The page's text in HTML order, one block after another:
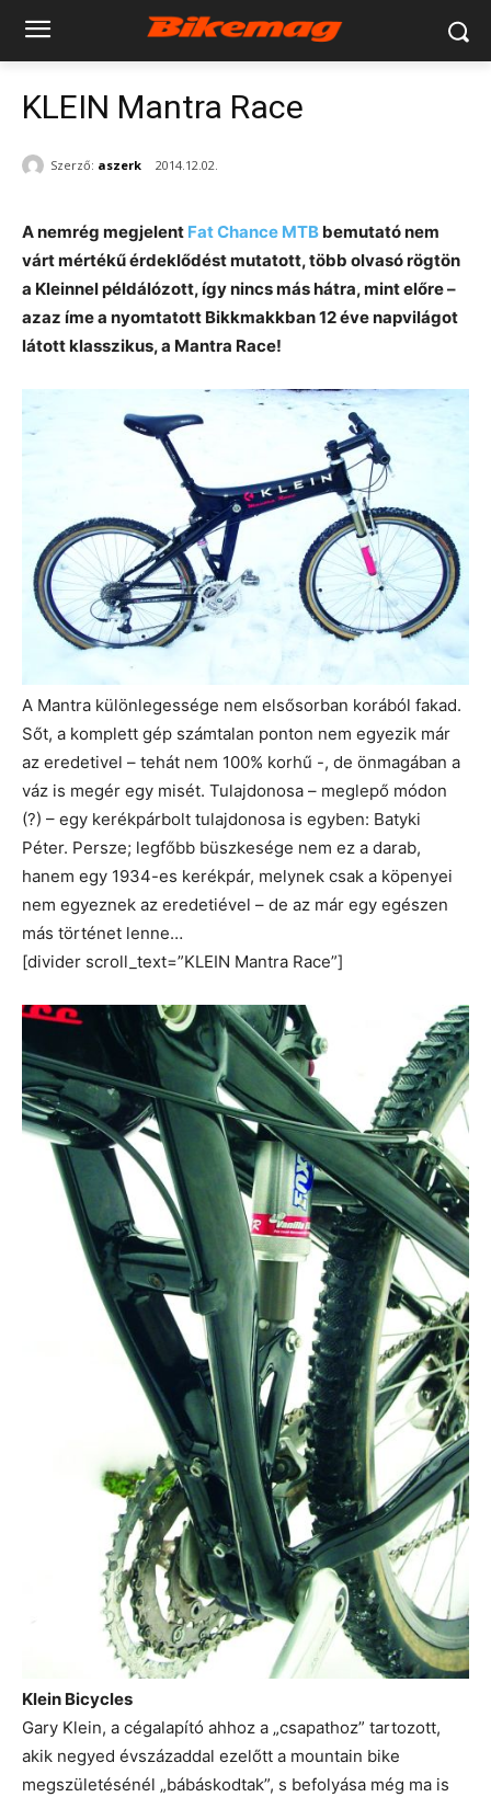
KLEIN Mantra Race
Szerző: aszerk 2014.12.02.
A nemrég megjelent Fat Chance MTB bemutató nem
várt mértékű érdeklődést mutatott, több olvasó rögtön
a Kleinnel példálózott, így nincs más hátra, mint előre –
azaz íme a nyomtatott Bikkmakkban 12 éve napvilágot
látott klasszikus, a Mantra Race!
A Mantra különlegessége nem elsősorban korából fakad.
Sőt, a komplett gép számtalan ponton nem egyezik már
az eredetivel – tehát nem 100% korhű -, de önmagában a
váz is megér egy misét. Tulajdonosa – meglepő módon
(?) – egy kerékpárbolt tulajdonosa is egyben: Batyki
Péter. Persze; legfőbb büszkesége nem ez a darab,
hanem egy 1934-es kerékpár, melynek csak a köpenyei
nem egyeznek az eredetiével – de az már egy egészen
más történet lenne…
[divider scroll_text=”KLEIN Mantra Race”]
Klein Bicycles
Gary Klein, a cégalapító ahhoz a „csapathoz” tartozott,
akik negyed évszázaddal ezelőtt a mountain bike
megszületésénél „bábáskodtak”, s befolyása még ma is